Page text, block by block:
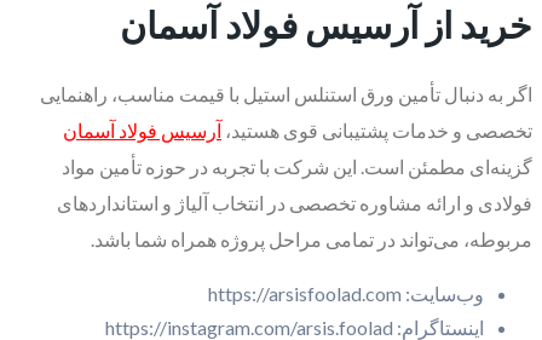
خرید از آرسیس فولاد آسمان
اگر به دنبال تأمین ورق استنلس استیل با قیمت مناسب، راهنمایی
تخصصی و خدمات پشتیبانی قوی هستید، آرسیس فولاد آسمان
گزینه‌ای مطمئن است. این شرکت با تجربه در حوزه تأمین مواد
فولادی و ارائه مشاوره تخصصی در انتخاب آلیاژ و استانداردهای
مربوطه، می‌تواند در تمامی مراحل پروژه همراه شما باشد.
وب‌سایت: https://arsisfoolad.com
اینستاگرام: https://instagram.com/arsis.foolad